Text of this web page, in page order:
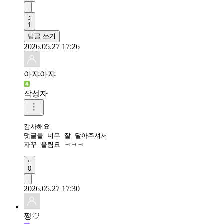
1
답글 쓰기
2026.05.27 17:26
아쟈아쟈
작성자
감사해요
댓글들 너무 잘 달아주셔서
자꾸 올림요 ㅋㅋㅋ
0
2026.05.27 17:30
쩡♡